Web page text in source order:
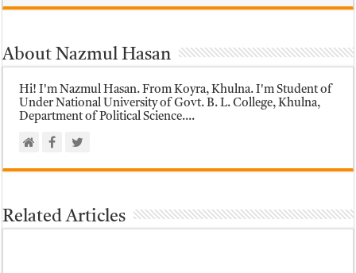
About Nazmul Hasan
Hi! I'm Nazmul Hasan. From Koyra, Khulna. I'm Student of
Under National University of Govt. B. L. College, Khulna,
Department of Political Science....
Related Articles